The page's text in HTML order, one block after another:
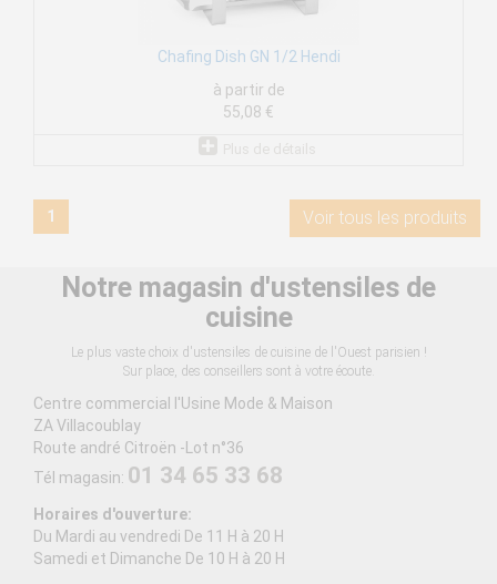
Chafing Dish GN 1/2 Hendi
à partir de
55,08 €
1 Voir tous les produits
Notre magasin d'ustensiles de
cuisine
Le plus vaste choix d'ustensiles de cuisine de l'Ouest parisien !
Sur place, des conseillers sont à votre écoute.
Centre commercial l'Usine Mode & Maison
ZA Villacoublay
Route andré Citroën -Lot n°36
Tél magasin: 01 34 65 33 68
Horaires d'ouverture:
Du Mardi au vendredi De 11 H à 20 H
Samedi et Dimanche De 10 H à 20 H